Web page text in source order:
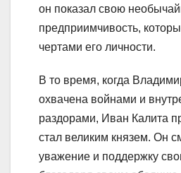
он показал свою
предприимчивость,
чертами его личности.
В то время, когда
охвачена войнами и
раздорами, Иван Калита
стал великим князем. Он
уважение и поддержку